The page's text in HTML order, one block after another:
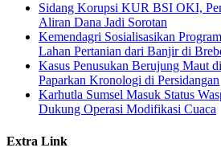
Sidang Korupsi KUR BSI OKI,
Aliran Dana Jadi Sorotan
Kemendagri Sosialisasikan
Lahan Pertanian dari Banjir di
Kasus Penusukan Berujung Maut
Paparkan Kronologi di Persidangan
Karhutla Sumsel Masuk Status
Dukung Operasi Modifikasi Cuaca
Extra Link